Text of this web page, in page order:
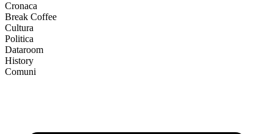
Cronaca
Break Coffee
Cultura
Politica
Dataroom
History
Comuni